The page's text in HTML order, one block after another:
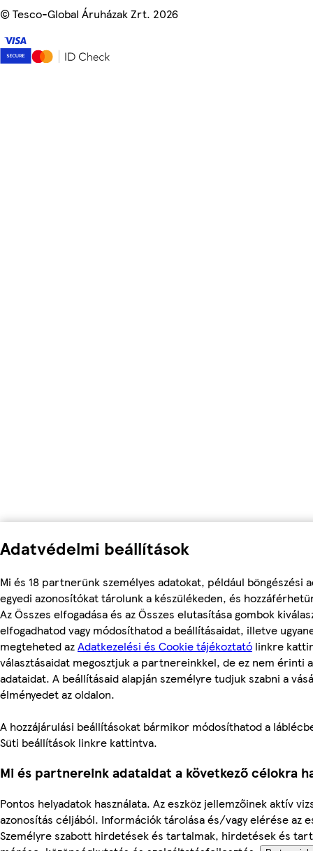
Adatvédelmi beállítások
Mi és 18 partnerünk személyes adatokat, például böngészési
egyedi azonosítókat tárolunk a készülékeden, és
Az Összes elfogadása és az Összes elutasítása gombok
elfogadhatod vagy módosíthatod a beállításaidat, illetve
megteheted azAdatkezelési és Cookie tájékoztató linkre
választásaidat megosztjuk a partnereinkkel, de ez nem érinti
adataidat. A beállításaid alapján személyre tudjuk szabni a
élményedet az oldalon.
A hozzájárulási beállításokat bármikor módosíthatod a
Süti beállítások linkre kattintva.
Mi és partnereink adataidat a következő célokra
Pontos helyadatok használata. Az eszköz jellemzőinek aktív
azonosítás céljából. Információk tárolása és/vagy elérése az
Személyre szabott hirdetések és tartalmak, hirdetések és
©Tesco-Global Áruházak Zrt. 2026